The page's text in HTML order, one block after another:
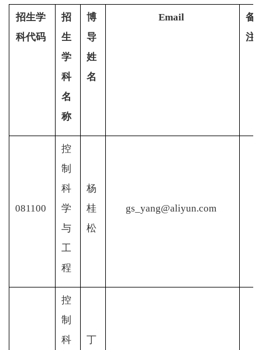
招生学
科代码
招
生
学
科
名
称
博
导
姓
名
Email
备
注
081100
控
制
科
学
与
工
程
杨
桂
松
gs_yang@aliyun.com
控
制
科
丁